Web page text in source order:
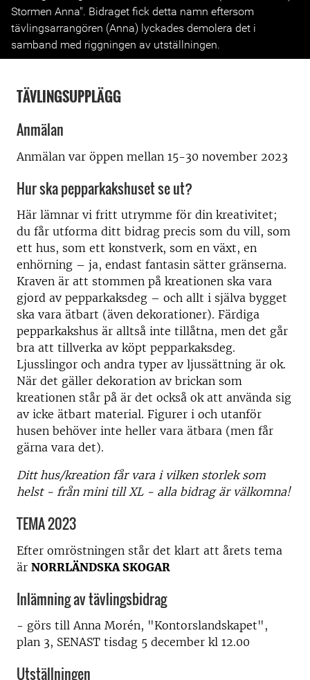
Stormen Anna". Bidraget fick detta namn eftersom
tävlingsarrangören (Anna) lyckades demolera det i
samband med riggningen av utställningen.
TÄVLINGSUPPLÄGG
Anmälan
Anmälan var öppen mellan 15-30 november 2023
Hur ska pepparkakshuset se ut?
Här lämnar vi fritt utrymme för din kreativitet;
du får utforma ditt bidrag precis som du vill, som
ett hus, som ett konstverk, som en växt, en
enhörning – ja, endast fantasin sätter gränserna.
Kraven är att stommen på kreationen ska vara
gjord av pepparkaksdeg – och allt i själva bygget
ska vara ätbart (även dekorationer). Färdiga
pepparkakshus är alltså inte tillåtna, men det går
bra att tillverka av köpt pepparkaksdeg.
Ljusslingor och andra typer av ljussättning är ok.
När det gäller dekoration av brickan som
kreationen står på är det också ok att använda sig
av icke ätbart material. Figurer i och utanför
husen behöver inte heller vara ätbara (men får
gärna vara det).
Ditt hus/kreation får vara i vilken storlek som
helst - från mini till XL - alla bidrag är välkomna!
TEMA 2023
Efter omröstningen står det klart att årets tema
är NORRLÄNDSKA SKOGAR
Inlämning av tävlingsbidrag
- görs till Anna Morén, "Kontorslandskapet",
plan 3, SENAST tisdag 5 december kl 12.00
Utställningen